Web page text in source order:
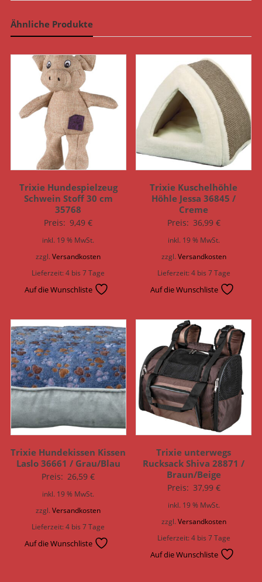
Ähnliche Produkte
Trixie Hundespielzeug
Schwein Stoff 30 cm
35768
Preis: 9,49€
inkl. 19 % MwSt.
zzgl.Versandkosten
Lieferzeit:4 bis 7 Tage
Auf die Wunschliste
Trixie Kuschelhöhle
Höhle Jessa 36845 /
Creme
Preis: 36,99 €
inkl. 19 % MwSt.
zzgl. Versandkosten
Lieferzeit:4 bis 7 Tage
Auf die Wunschliste
Trixie Hundekissen Kissen
Laslo 36661 / Grau/Blau
Preis: 26,59€
inkl. 19 % MwSt.
zzgl.Versandkosten
Lieferzeit:4 bis 7 Tage
Auf die Wunschliste
Trixie unterwegs
Rucksack Shiva 28871 /
Braun/Beige
Preis: 37,99 €
inkl. 19 % MwSt.
zzgl. Versandkosten
Lieferzeit:4 bis 7 Tage
Auf die Wunschliste